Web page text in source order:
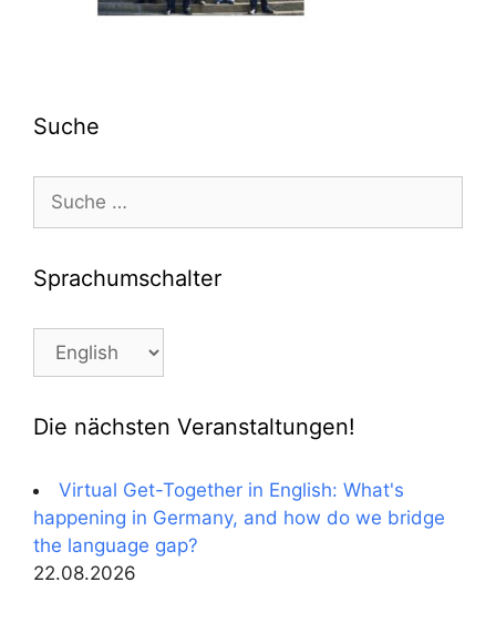
Suche
Suche
nach:
Sprachumschalter
Sprachumschalter
Die nächsten Veranstaltungen!
Virtual Get-Together in English: What's
happening in Germany, and how do we bridge
the language gap?
22.08.2026